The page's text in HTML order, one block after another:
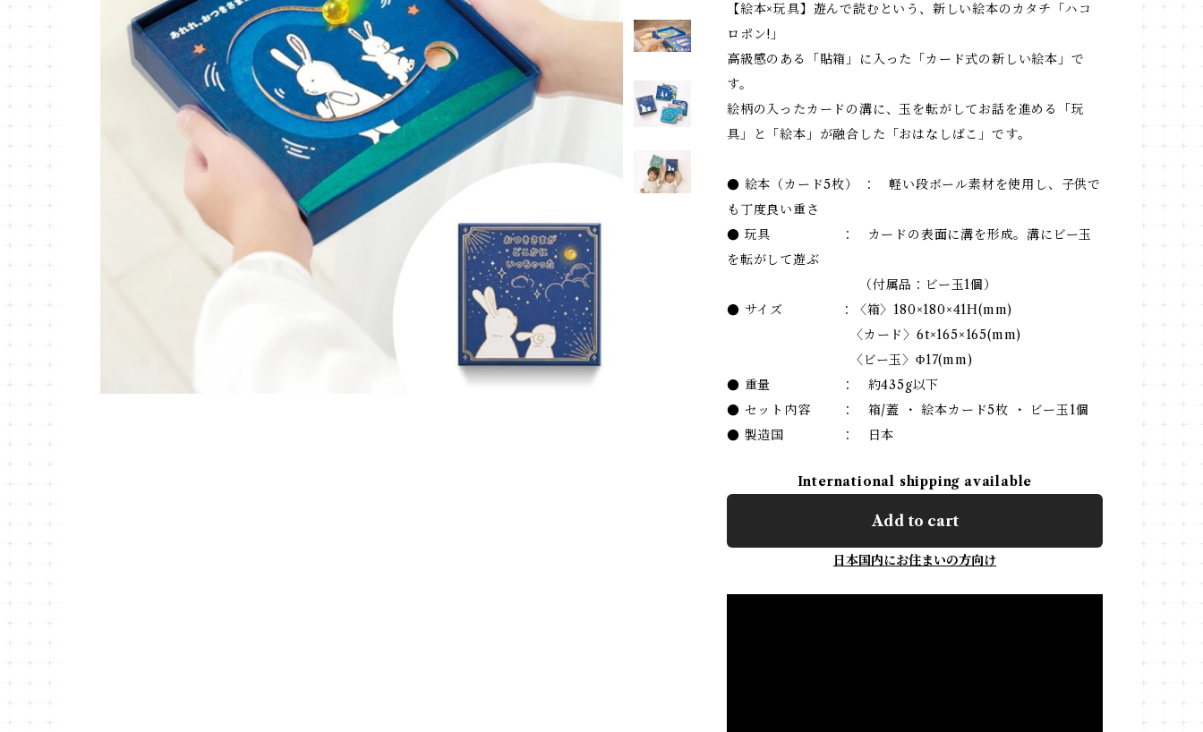
【絵本×玩具】遊んで読むという、新しい絵本のカタチ「ハコ
ロポン!」
高級感のある「貼箱」に入った「カード式の新しい絵本」で
す。
絵柄の入ったカードの溝に、玉を転がしてお話を進める「玩
具」と「絵本」が融合した「おはなしばこ」です。
● 絵本（カード5枚） ： 軽い段ボール素材を使用し、子供で
も丁度良い重さ
● 玩具 ： カードの表面に溝を形成。溝にビー玉
を転がして遊ぶ
（付属品：ビー玉1個）
● サイズ ：〈箱〉180×180×41H(mm)
〈カード〉6t×165×165(mm)
〈ビー玉〉Φ17(mm)
● 重量 ： 約435g以下
● セット内容 ： 箱/蓋 ・ 絵本カード5枚 ・ ビー玉1個
● 製造国 ： 日本
International shipping available
Add to cart
日本国内にお住まいの方向け